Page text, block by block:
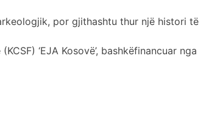
por gjithashtu thur një histori të
‘EJA Kosovë’, bashkëfinancuar nga